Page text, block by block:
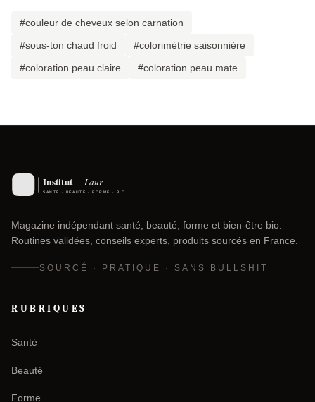
#couleur de cheveux selon carnation
#sous-ton chaud froid
#colorimétrie saisonnière
#coloration peau claire
#coloration peau mate
Magazine indépendant santé, beauté, forme et bien-être bio.
Routines validées, conseils experts, produits sourcés en France.
SOURCÉ · PRATIQUE · SANS BULLSHIT
RUBRIQUES
Santé
Beauté
Forme